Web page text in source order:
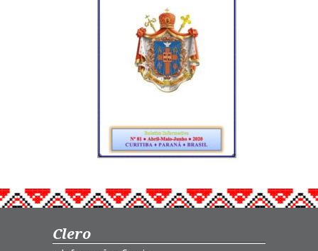
Clero